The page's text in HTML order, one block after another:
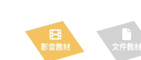
影音教材 文件教材